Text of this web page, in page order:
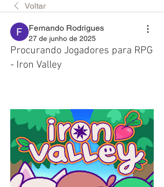
Voltar
Fernando Rodrigues
27 de junho de 2025
Procurando Jogadores para RPG
- Iron Valley